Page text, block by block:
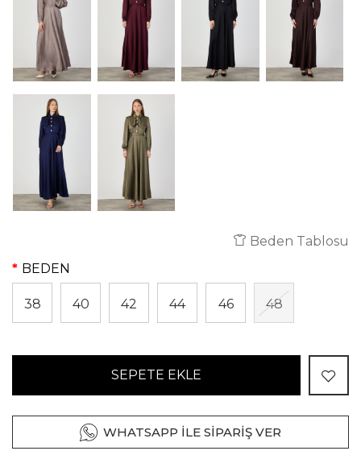
Beden Tablosu
BEDEN
38 40 42 44 46 48
SEPETE EKLE
WHATSAPP İLE SİPARİŞ VER